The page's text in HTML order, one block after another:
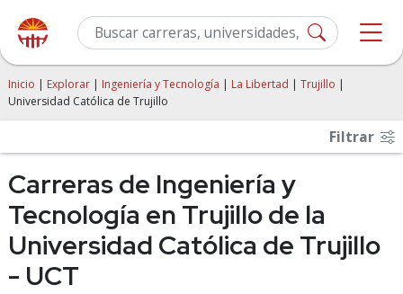
Inicio | Explorar | Ingeniería y Tecnología | La Libertad | Trujillo |
Universidad Católica de Trujillo
Filtrar
Carreras de Ingeniería y
Tecnología en Trujillo de la
Universidad Católica de Trujillo
- UCT